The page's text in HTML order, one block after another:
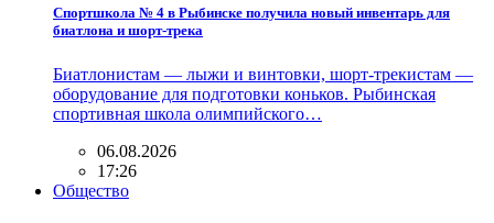
Спортшкола № 4 в Рыбинске получила новый инвентарь для
биатлона и шорт-трека
Биатлонистам — лыжи и винтовки, шорт-трекистам —
оборудование для подготовки коньков. Рыбинская
спортивная школа олимпийского…
06.08.2026
17:26
Общество